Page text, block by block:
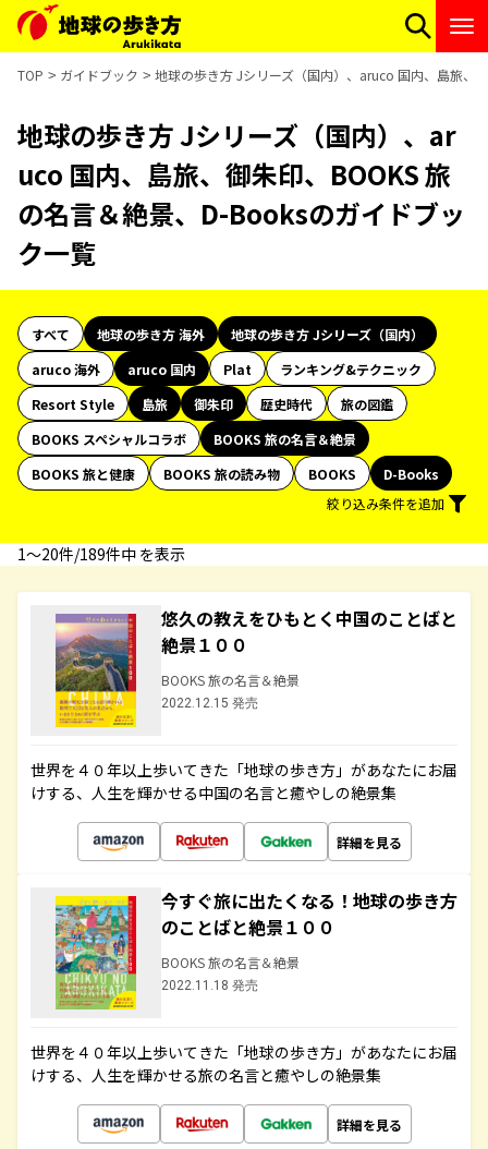
TOP ガイドブック 地球の歩き方 Jシリーズ（国内）、aruco 国内、島旅、
地球の歩き方 Jシリーズ（国内）、ar
uco 国内、島旅、御朱印、BOOKS 旅
の名言＆絶景、D-Booksのガイドブッ
ク一覧
すべて 地球の歩き方 海外
地球の歩き方 Jシリーズ（国内）
aruco 海外
aruco 国内 Plat
ランキング&テクニック
Resort Style
島旅 御朱印 歴史時代
旅の図鑑
BOOKS スペシャルコラボ
BOOKS 旅の名言＆絶景
BOOKS 旅と健康
BOOKS 旅の読み物 BOOKS
D-Books
絞り込み条件を追加
1〜20件/189件中 を表示
悠久の教えをひもとく中国のことばと
絶景１００
BOOKS 旅の名言＆絶景
2022.12.15 発売
世界を４０年以上歩いてきた「地球の歩き方」があなたにお届
けする、人生を輝かせる中国の名言と癒やしの絶景集
詳細を見る
今すぐ旅に出たくなる！地球の歩き方
のことばと絶景１００
BOOKS 旅の名言＆絶景
2022.11.18 発売
世界を４０年以上歩いてきた「地球の歩き方」があなたにお届
けする、人生を輝かせる旅の名言と癒やしの絶景集
詳細を見る